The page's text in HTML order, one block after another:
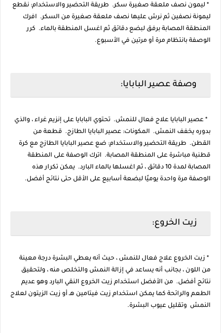
* ليمون نصف ملعقة صغيرة سكر. طريقة التحضير والاستخدام: نقطع
ليمونة نصفين ثم نرش عليها نصف ملعقة صغيرة من السكر. افرك
المنطقة المصابة برفق لبضع دقائق ثم اغسل المنطقة بالماء. كرر
الوصفة بانتظام مرة أو مرتين في الأسبوع.
وصفة عصير البابايا:
* عصير البابايا علاج فعال للنمش. تحتوي البابايا على إنزيم غراء ، والذي
بدوره يخفف النمش. المكونات: عصير البابايا الطازج. قطعة من
القطن. طريقة التحضير والاستخدام: ضع عصير البابايا الطازج مع كرة
قطنية مباشرة على المنطقة المصابة. اترك الوصفة على المنطقة
المصابة لمدة 10 دقائق ، ثم اغسلها بالماء البارد. يمكن تكرار هذه
الوصفة مرة واحدة يوميًا لبضعة أسابيع على الأقل حتى نتائج أفضل.
زيت الخروع:
* زيت الخروع علاج فعال للنمش ، حيث أنه يعطي البشرة درجة معينة
من اللون ، بجانب أنه يساعد في إزالة النمش والتخلص منه ، ولتحقيق
نتائج أفضل. من الأفضل استخدام زيت الخروع النقي البارد وهو عديم
الطعم والرائحة كما يمكن استخدام زيت فيتامين هـ أو زيت الزيتون لعلاج
النمش وتقليل عيوب البشرة.